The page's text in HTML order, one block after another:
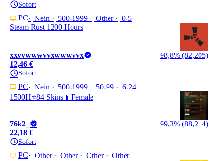
Sofort
PC Nein 500-1999 Other
0-5
Steam Rust 1200 Hours
xxvvwwwvvxwwwvvx
98,8% (82,205)
12,46 €
Sofort
PC Nein 500-1999 50-99
6-24
1500H⭐84 Skins👧Female
76k2_
99,3% (88,214)
22,18 €
Sofort
PC Other Other Other
Other